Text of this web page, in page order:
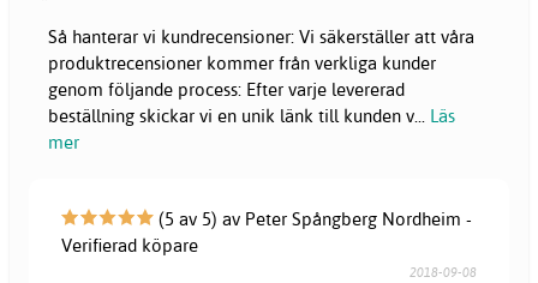
Så hanterar vi kundrecensioner: Vi säkerställer att våra
produktrecensioner kommer från verkliga kunder
genom följande process: Efter varje levererad
beställning skickar vi en unik länk till kunden v... Läs
mer
(5 av 5) av Peter Spångberg Nordheim -
Verifierad köpare
2018-09-08